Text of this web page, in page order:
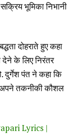
भूमिका निभानी
दोहराते हुए कहा
देने के लिए निरंतर
दुर्गेश पंत ने कहा कि
अपने तकनीकी कौशल
Lyrics |